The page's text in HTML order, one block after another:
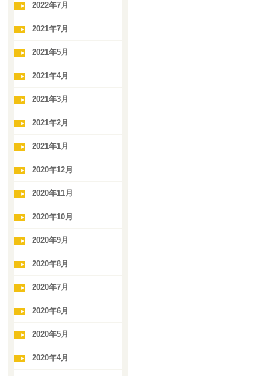
2022年7月
2021年7月
2021年5月
2021年4月
2021年3月
2021年2月
2021年1月
2020年12月
2020年11月
2020年10月
2020年9月
2020年8月
2020年7月
2020年6月
2020年5月
2020年4月